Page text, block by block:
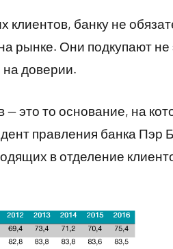
клиентов, банку не
рынке. Они подкупают не
на доверии.
это то основание, на
правления банка Пэр
в отделение